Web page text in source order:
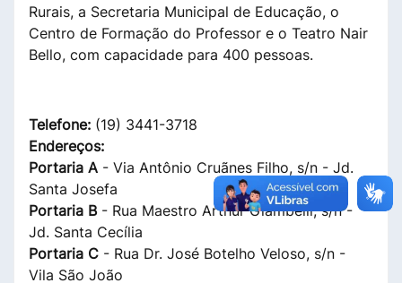
Rurais, a Secretaria Municipal de Educação, o
Centro de Formação do Professor e o Teatro Nair
Bello, com capacidade para 400 pessoas.
Telefone: (19) 3441-3718
Endereços:
Portaria A - Via Antônio Cruãnes Filho, s/n - Jd.
Santa Josefa
Portaria B- Rua Maestro Arthur Giambelli, s/n -
Jd. Santa Cecília
Portaria C - Rua Dr. José Botelho Veloso, s/n -
Vila São João